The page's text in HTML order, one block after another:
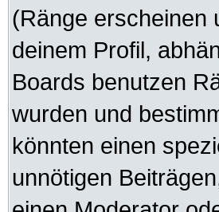
(Ränge erscheinen
deinem Profil,
Boards benutzen
wurden und
könnten einen
unnötigen